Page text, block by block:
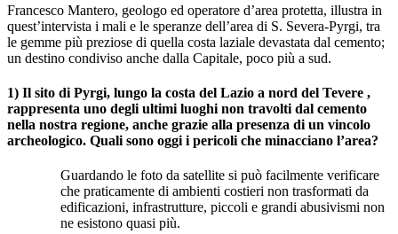
Francesco Mantero, geologo ed operatore d’area protetta, illustra in
quest’intervista i mali e le speranze dell’area di S. Severa-Pyrgi, tra
le gemme più preziose di quella costa laziale devastata dal cemento;
un destino condiviso anche dalla Capitale, poco più a sud.
1) Il sito di Pyrgi, lungo la costa del Lazio a nord del Tevere ,
rappresenta uno degli ultimi luoghi non travolti dal cemento
nella nostra regione, anche grazie alla presenza di un vincolo
archeologico. Quali sono oggi i pericoli che minacciano l’area?
Guardando le foto da satellite si può facilmente verificare
che praticamente di ambienti costieri non trasformati da
edificazioni, infrastrutture, piccoli e grandi abusivismi non
ne esistono quasi più.